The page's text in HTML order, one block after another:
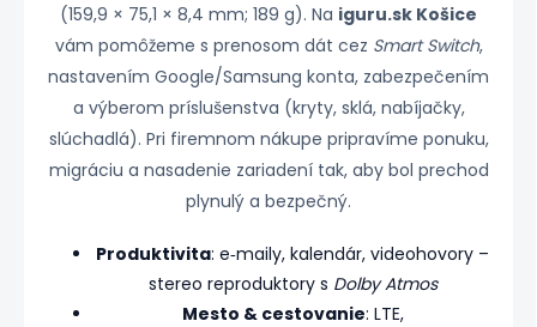
(159,9 × 75,1 × 8,4 mm; 189 g). Na iguru.sk Košice
vám pomôžeme s prenosom dát cez Smart Switch,
nastavením Google/Samsung konta, zabezpečením
a výberom príslušenstva (kryty, sklá, nabíjačky,
slúchadlá). Pri firemnom nákupe pripravíme ponuku,
migráciu a nasadenie zariadení tak, aby bol prechod
plynulý a bezpečný.
Produktivita: e‑maily, kalendár, videohovory –
stereo reproduktory s Dolby Atmos
Mesto & cestovanie: LTE,